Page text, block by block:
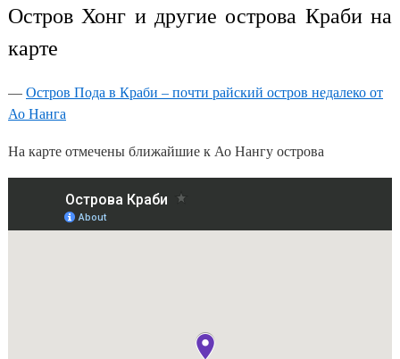
Остров Хонг и другие острова Краби на
карте
—Остров Пода в Краби – почти райский остров недалеко от
Ао Нанга
На карте отмечены ближайшие к Ао Нангу острова